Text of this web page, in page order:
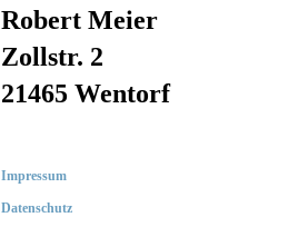
Robert Meier
Zollstr. 2
21465 Wentorf
Impressum
Datenschutz